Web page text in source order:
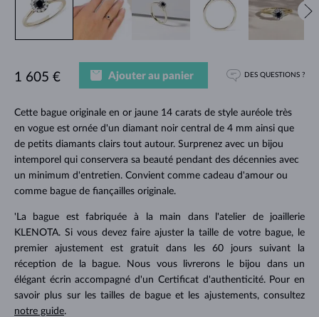
Cette bague originale en or jaune 14 carats de style auréole très
en vogue est ornée d'un diamant noir central de 4 mm ainsi que
de petits diamants clairs tout autour. Surprenez avec un bijou
intemporel qui conservera sa beauté pendant des décennies avec
un minimum d'entretien. Convient comme cadeau d'amour ou
comme bague de fiançailles originale.
'La bague est fabriquée à la main dans l'atelier de joaillerie
KLENOTA. Si vous devez faire ajuster la taille de votre bague, le
premier ajustement est gratuit dans les 60 jours suivant la
réception de la bague. Nous vous livrerons le bijou dans un
élégant écrin accompagné d'un Certificat d'authenticité. Pour en
savoir plus sur les tailles de bague et les ajustements, consultez
notre guide.
1 605 € Ajouter au panier DES QUESTIONS ?